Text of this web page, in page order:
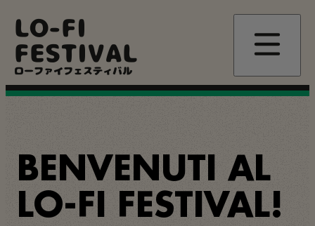
contenuto
principale
LO-FI
FESTIVAL
ローファイフェスティバル
BENVENUTI AL
LO-FI FESTIVAL!